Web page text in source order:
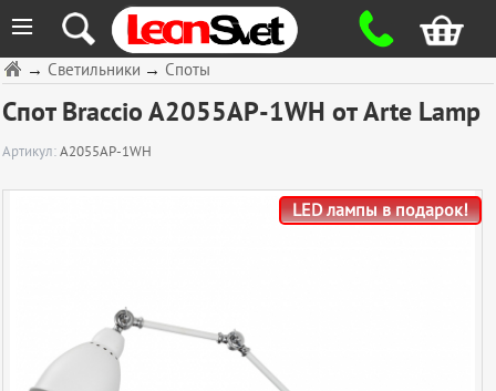
≡
→ Споты
→ Светильники
Спот Braccio A2055AP-1WH от Arte Lamp
Артикул:A2055AP-1WH
LED лампы в подарок!